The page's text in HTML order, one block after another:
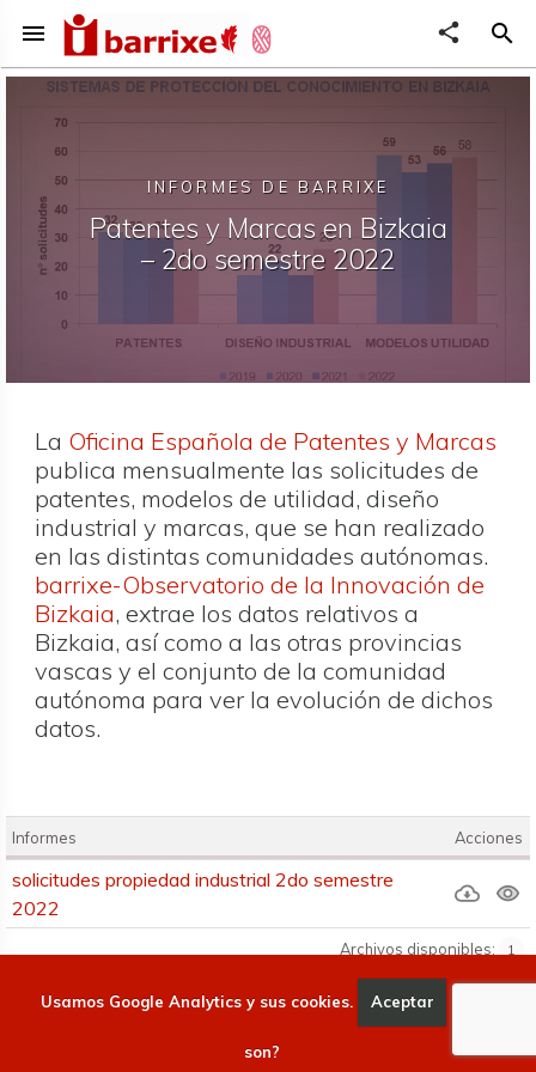
menu share search
INFORMES DE BARRIXE
Patentes y Marcas en Bizkaia
– 2do semestre 2022
La Oficina Española de Patentes y Marcas
publica mensualmente las solicitudes de
patentes, modelos de utilidad, diseño
industrial y marcas, que se han realizado
en las distintas comunidades autónomas.
barrixe-Observatorio de la Innovación de
Bizkaia, extrae los datos relativos a
Bizkaia, así como a las otras provincias
vascas y el conjunto de la comunidad
autónoma para ver la evolución de dichos
datos.
Informes
Informes Acciones
Archivos disponibles: 1
solicitudes propiedad industrial 2do semestre
2022
Bizkaia ha presentado en 2022 un comportamiento inferior
al periodo anterior en lo que se refiere a las solicitudes de
Usamos Google Analytics y sus cookies. Aceptar
son?